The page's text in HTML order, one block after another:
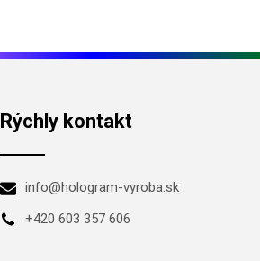
Rýchly kontakt
info@hologram-vyroba.sk
+420 603 357 606